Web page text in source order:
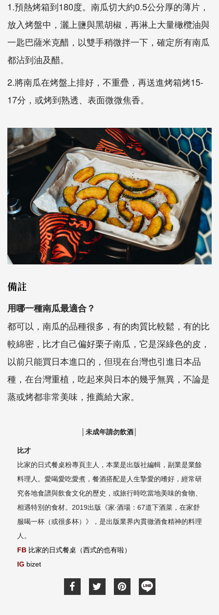
1.預熱烤箱到180度。南瓜切大約0.5公分厚的薄片，
放入烤盤中，灑上鹽與黑胡椒，再淋上大量橄欖油與
一匙巴薩米克醋，以雙手稍微拌一下，確定所有南瓜
都沾到油及醋。
2.將南瓜在烤盤上排好，不重疊，再送進烤箱烤15-
17分，或烤到熟透、表面微微焦香。
備註
用哪一種南瓜最適合？
都可以，南瓜的品種很多，有的肉質比較鬆，有的比
較綿密，比才自己偏好栗子南瓜，它是深綠色的皮，
以前只能買日本進口的，但現在台灣也引進日本品
種，在台灣重植，吃起來與日本的幾乎無異，不論是
蒸或烤都非常美味，推薦給大家。
│未成年請勿飲酒│
比才
比家的日式餐桌粉專頁主人，本業是出版社編輯，副業是業餘
料理人。愛喝愛吃愛煮，餐酒搭配是人生摯愛的嗜好，經常研
究各地食譜與飲食文化的歷史，或旅行時吃當地美味的食物、
相遇特別的食材。 2019出版《家‧酒場： 67道下酒菜，在家舒
服喝一杯（或很多杯）》，是出版業界內貫徹酒食精神的料理
人。
FB 比家的日式餐桌（西式的也有啦）
IG bizet